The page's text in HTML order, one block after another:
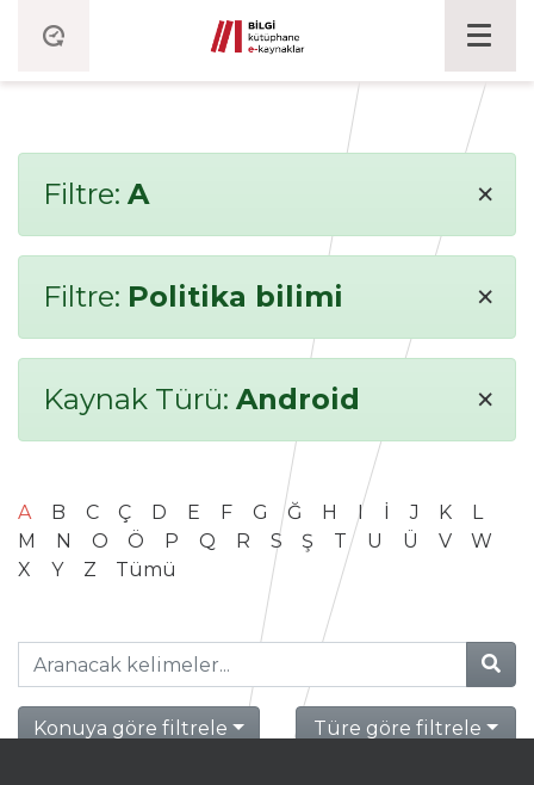
Filtre: A ×
Filtre: Politika bilimi ×
Kaynak Türü: Android ×
A B C Ç D E F G Ğ H I İ J K
L
M
N O Ö P Q R S Ş T U Ü V
W
X
Y Z Tümü
Konuya göre filtrele Türe göre filtrele